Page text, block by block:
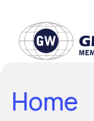
Home